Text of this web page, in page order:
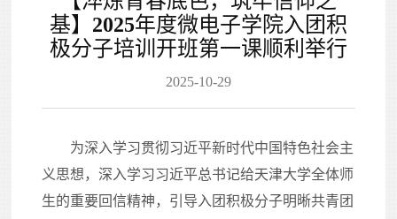
基】2025年度微电子学院入团积
极分子培训开班第一课顺利举行
2025-10-29
为深入学习贯彻习近平新时代中国特色社会主
义思想，深入学习习近平总书记给天津大学全体师
生的重要回信精神，引导入团积极分子明晰共青团